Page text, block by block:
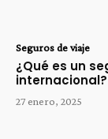
Seguros de viaje
¿Qué es un
internacional?
27 enero, 2025